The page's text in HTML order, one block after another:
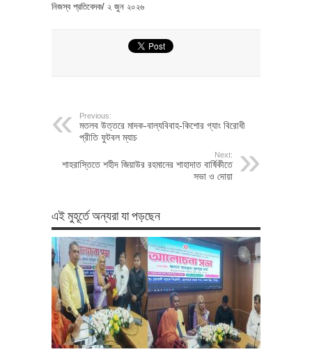
নিজস্ব প্রতিবেদক/ ২ জুন ২০২৬
Previous:
মতলব উত্তরে মাদক-বাল্যবিবাহ-কিশোর গ্যাং বিরোধী
প্রীতি ফুটবল ম্যাচ
Next:
শাহরাস্তিতে শহীদ জিয়াউর রহমানের শাহাদাত বার্ষিকীতে
সভা ও দোয়া
এই মুহূর্তে অন্যরা যা পড়ছেন